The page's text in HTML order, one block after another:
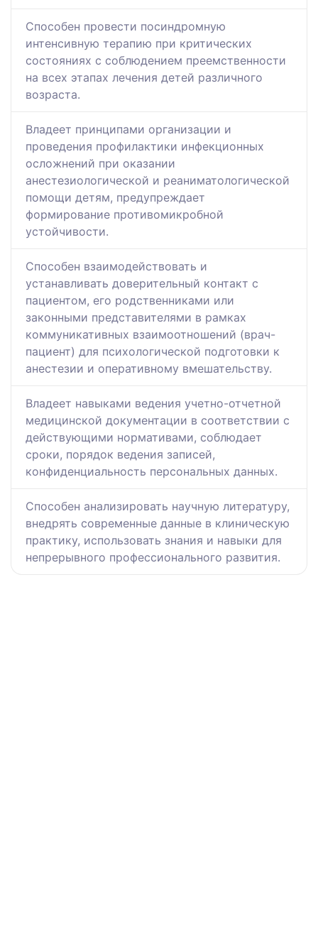
Способен провести посиндромную
интенсивную терапию при критических
состояниях с соблюдением преемственности
на всех этапах лечения детей различного
возраста.
Владеет принципами организации и
проведения профилактики инфекционных
осложнений при оказании
анестезиологической и реаниматологической
помощи детям, предупреждает
формирование противомикробной
устойчивости.
Способен взаимодействовать и
устанавливать доверительный контакт с
пациентом, его родственниками или
законными представителями в рамках
коммуникативных взаимоотношений (врач-
пациент) для психологической подготовки к
анестезии и оперативному вмешательству.
Владеет навыками ведения учетно-отчетной
медицинской документации в соответствии с
действующими нормативами, соблюдает
сроки, порядок ведения записей,
конфиденциальность персональных данных.
Способен анализировать научную литературу,
внедрять современные данные в клиническую
практику, использовать знания и навыки для
непрерывного профессионального развития.